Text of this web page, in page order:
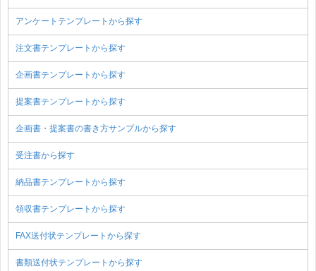
アンケートテンプレートから探す
注文書テンプレートから探す
企画書テンプレートから探す
提案書テンプレートから探す
企画書・提案書の書き方サンプルから探す
受注書から探す
納品書テンプレートから探す
領収書テンプレートから探す
FAX送付状テンプレートから探す
書類送付状テンプレートから探す